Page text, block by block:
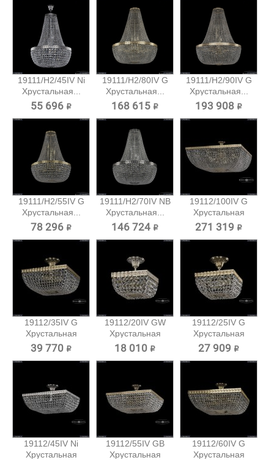
19111/H2/45IV Ni
Хрустальная...
55 696 ₽
19111/H2/80IV G
Хрустальная...
168 615 ₽
19111/H2/90IV G
Хрустальная...
193 908 ₽
19111/H2/55IV G
Хрустальная...
78 296 ₽
19111/H2/70IV NB
Хрустальная...
146 724 ₽
19112/100IV G
Хрустальная
потолочная...
271 319 ₽
19112/35IV G
Хрустальная
потолочная...
39 770 ₽
19112/20IV GW
Хрустальная
потолочная...
18 010 ₽
19112/25IV G
Хрустальная
потолочная...
27 909 ₽
19112/45IV Ni
Хрустальная
19112/55IV GB
Хрустальная
19112/60IV G
Хрустальная